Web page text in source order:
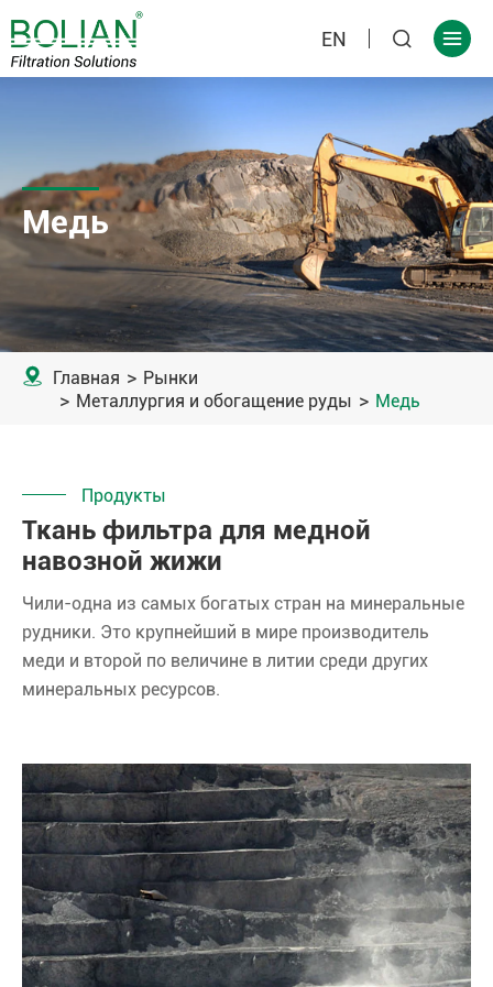
EN  
Медь
 Главная
Рынки
Металлургия и обогащение руды
Медь
Продукты
Ткань фильтра для медной
навозной жижи
Чили-одна из самых богатых стран на минеральные
рудники. Это крупнейший в мире производитель
меди и второй по величине в литии среди других
минеральных ресурсов.